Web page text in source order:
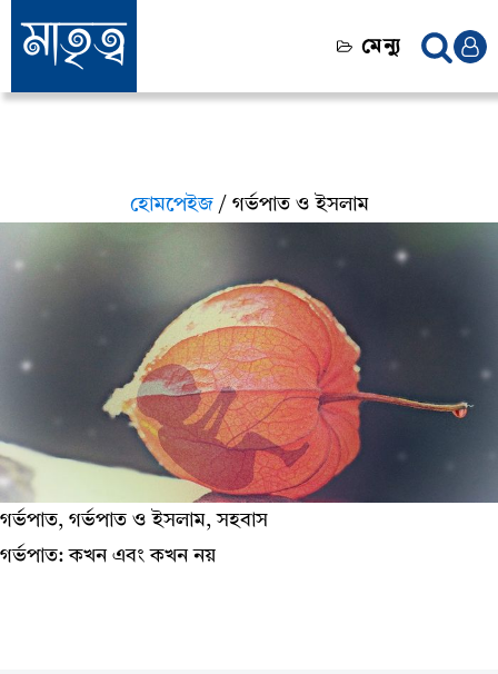
মেন্যু
হোমপেইজ/ গর্ভপাত ও ইসলাম
গর্ভপাত, গর্ভপাত ও ইসলাম, সহবাস
গর্ভপাত: কখন এবং কখন নয়